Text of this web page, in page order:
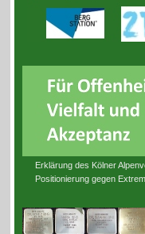
Erklärung des Kölner
Positionierung gegen